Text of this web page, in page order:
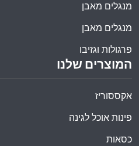
המוצרים שלנו
אקססוריז
פינות אוכל לגינה
כסאות
מנגלים מאבן
מנגלים מאבן
פרגולות וגזיבו